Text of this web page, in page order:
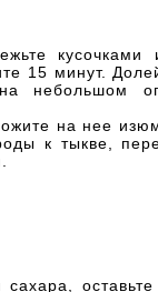
кусочками
15 минут.
небольшом
на нее
к тыкве,
оставьте